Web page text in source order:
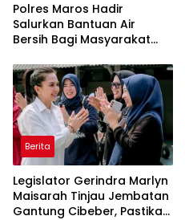
Polres Maros Hadir
Salurkan Bantuan Air
Bersih Bagi Masyarakat
Di Maros
Berita
Legislator Gerindra Marlyn
Maisarah Tinjau Jembatan
Gantung Cibeber, Pastikan